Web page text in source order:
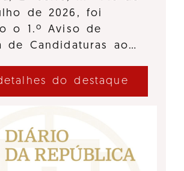
de 2026, foi
o 1.º Aviso de
de Candidaturas ao…
do destaque